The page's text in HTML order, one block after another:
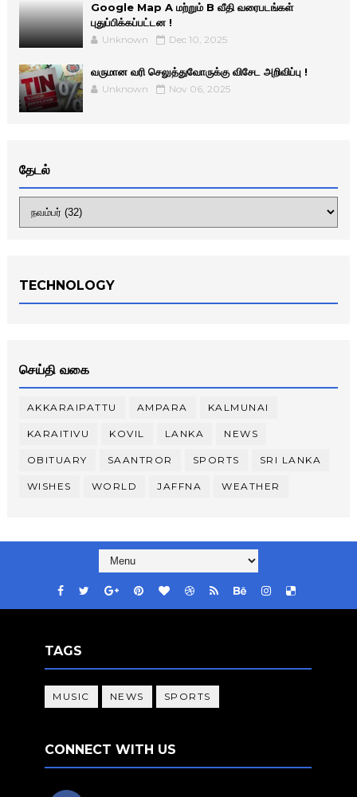
Google Map A மற்றும் B வீதி வரைபடங்கள்
புதுப்பிக்கப்பட்டன !
Unknown Dec 10, 2025
வருமான வரி செலுத்துவோருக்கு விசேட அறிவிப்பு !
Unknown Nov 06, 2025
தேடல்
TECHNOLOGY
செய்தி வகை
AKKARAIPATTU AMPARA KALMUNAI
KARAITIVU KOVIL LANKA NEWS
OBITUARY SAANTROR SPORTS SRI LANKA
WISHES WORLD JAFFNA WEATHER
TAGS
MUSIC NEWS SPORTS
CONNECT WITH US